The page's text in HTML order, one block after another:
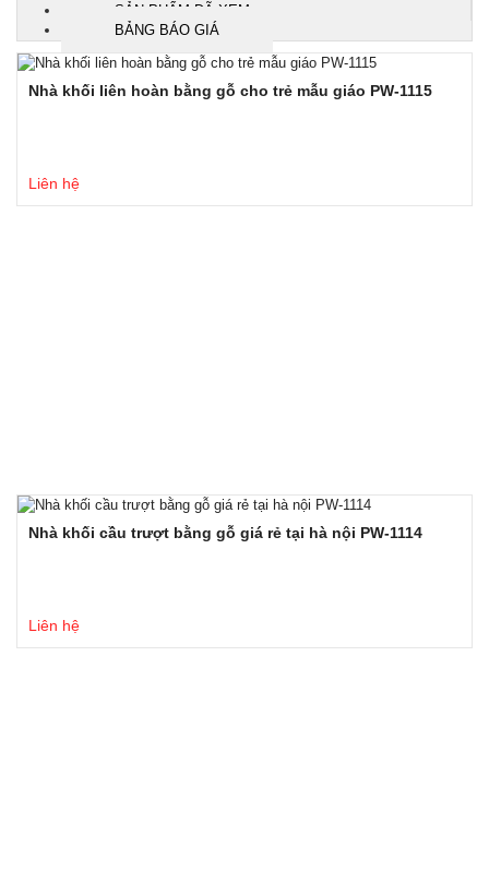
SẢN PHẨM ĐÃ XEM
BẢNG BÁO GIÁ
Nhà khối liên hoàn bằng gỗ cho trẻ mẫu giáo PW-1115
Liên hệ
Nhà khối cầu trượt bằng gỗ giá rẻ tại hà nội PW-1114
Liên hệ